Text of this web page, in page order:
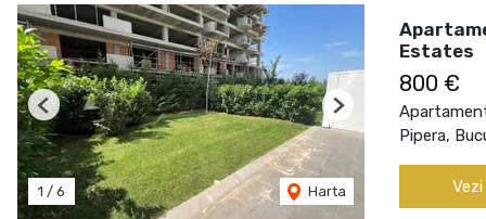
1 / 6 Harta
Previous Next
Estates
800 €
Pipera,